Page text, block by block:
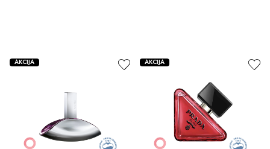
AKCIJA AKCIJA